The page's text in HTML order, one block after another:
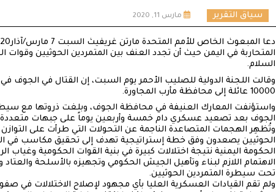
سياق التقرير مارس 11, 2020
المتحاربة في اليمن حيث أن تجدد العنف بين المتمردين الحوثيين وقوات
السلام.
10000 عائلة إلى محافظة مأرب المجاورة.
واستؤنفت المعارك العنيفة في محافظة الجوف، وبلغت ذروتها مع
الجوف بعد تصعيد عسكري دام خمسة وأربعين يوماً على جبهات متعددة أبرزها مناطق
وتُظهِر الهجمات المتصاعدة الناجمة عن التحولات التي طرأت على
الحوثيين يصعدون وفق خطة إستراتيجية تهدف إلى تحقيق مكاسب في
الحكومة اليمنية نتيجة اختلالات كبيرة في بنية القوات الحكومية
الاهتمام اللازم لبناء وتأهيل الجيش الحكومي وتجهيزه بالأسلحة
تحت سيطرة المتمردين الحوثيين.
ولم تقم القيادات العسكرية العليا بأي مجهود لإصلاح الاختلالات في